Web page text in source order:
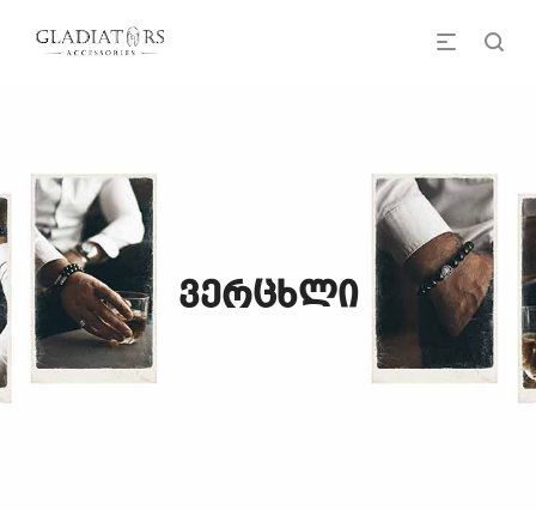
ვერცხლი